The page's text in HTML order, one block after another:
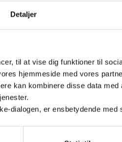
Detaljer
til at vise dig funktioner til
hjemmeside med vores
kan kombinere disse data
dialogen, er ensbetydende med